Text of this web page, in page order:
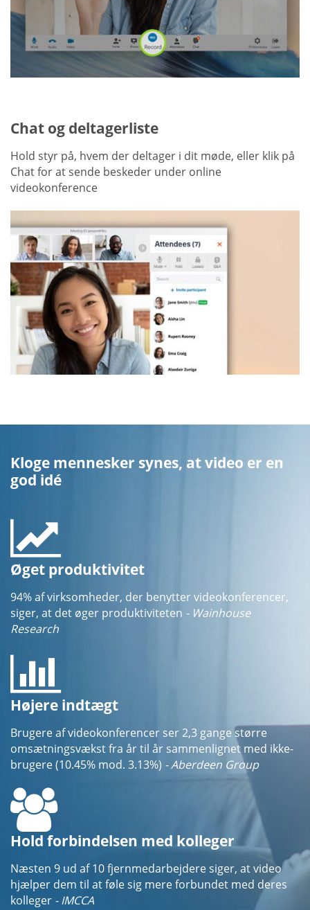
Chat og deltagerliste
Hold styr på, hvem der deltager i dit møde, eller klik på
Chat for at sende beskeder under online
videokonference
Kloge mennesker synes, at video er en
god idé
Øget produktivitet
94% af virksomheder, der benytter videokonferencer,
siger, at det øger produktiviteten - Wainhouse
Research
Højere indtægt
Brugere af videokonferencer ser 2,3 gange større
omsætningsvækst fra år til år sammenlignet med ikke-
brugere (10.45% mod. 3.13%) - Aberdeen Group
Hold forbindelsen med kolleger
Næsten 9 ud af 10 fjernmedarbejdere siger, at video
hjælper dem til at føle sig mere forbundet med deres
kolleger - IMCCA